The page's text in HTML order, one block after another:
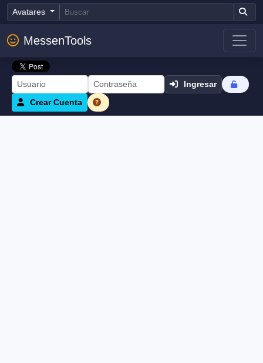
Avatares
MessenTools
Ingresar
Crear Cuenta